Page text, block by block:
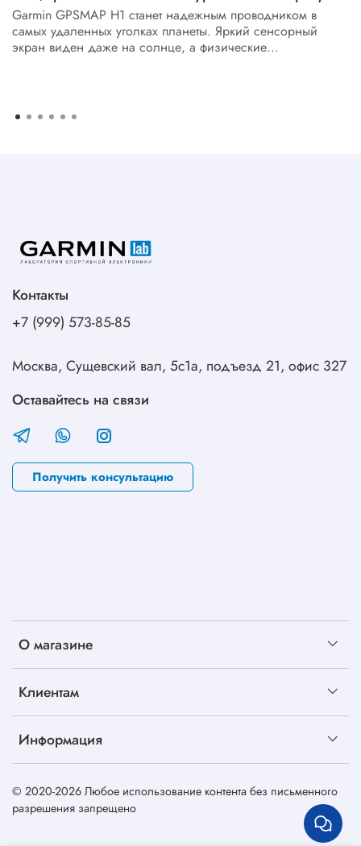
Garmin GPSMAP H1 станет надежным проводником в
самых удаленных уголках планеты. Яркий сенсорный
экран виден даже на солнце, а физические...
О магазине
Клиентам
Информация
Контакты
+7 (999) 573-85-85
Москва, Сущевский вал, 5с1а, подъезд 21, офис 327
Оставайтесь на связи
Получить консультацию
© 2020-2026 Любое использование контента без письменного
разрешения запрещено